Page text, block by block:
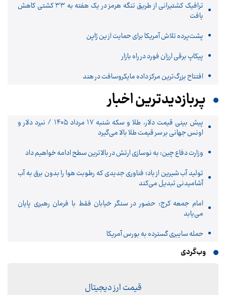
ترافیک کشتیرانی از طریق تنگه هرمز در یک هفته به ۳۳ کشتی کاهش
یافت
پشت‌پرده تلاش آمریکا برای حمایت از ین ژاپن
پیکاپ برقی ارزان فورد در راه بازار
افتتاح بزرگ‌ترین مرکز داده مایکروسافت در هند
پربازدیدترین اخبار
پیش ‌بینی قیمت دلار، طلا و سکه شنبه ۱۷ مرداد ۱۴۰۵ / نبرد دلار و
اونس جهانی بر سر قیمت طلا بالا می‌گیرد
وزارت دفاع چین: به نوسازی ارتش در بالاترین سطح ادامه خواهیم داد
تولید آب شیرین از باد؛ فناوری جدیدی که رطوبت هوا را بدون برق به آب
آشامیدنی تبدیل می‌کند
امام جمعه کرج: حضور در سنگر خیابان فقط با فرمان رهبری پایان
می‌یابد
حمله سایبری گسترده به بورس آمریکا
وب‌گردی
قیمت ارز دیجیتال